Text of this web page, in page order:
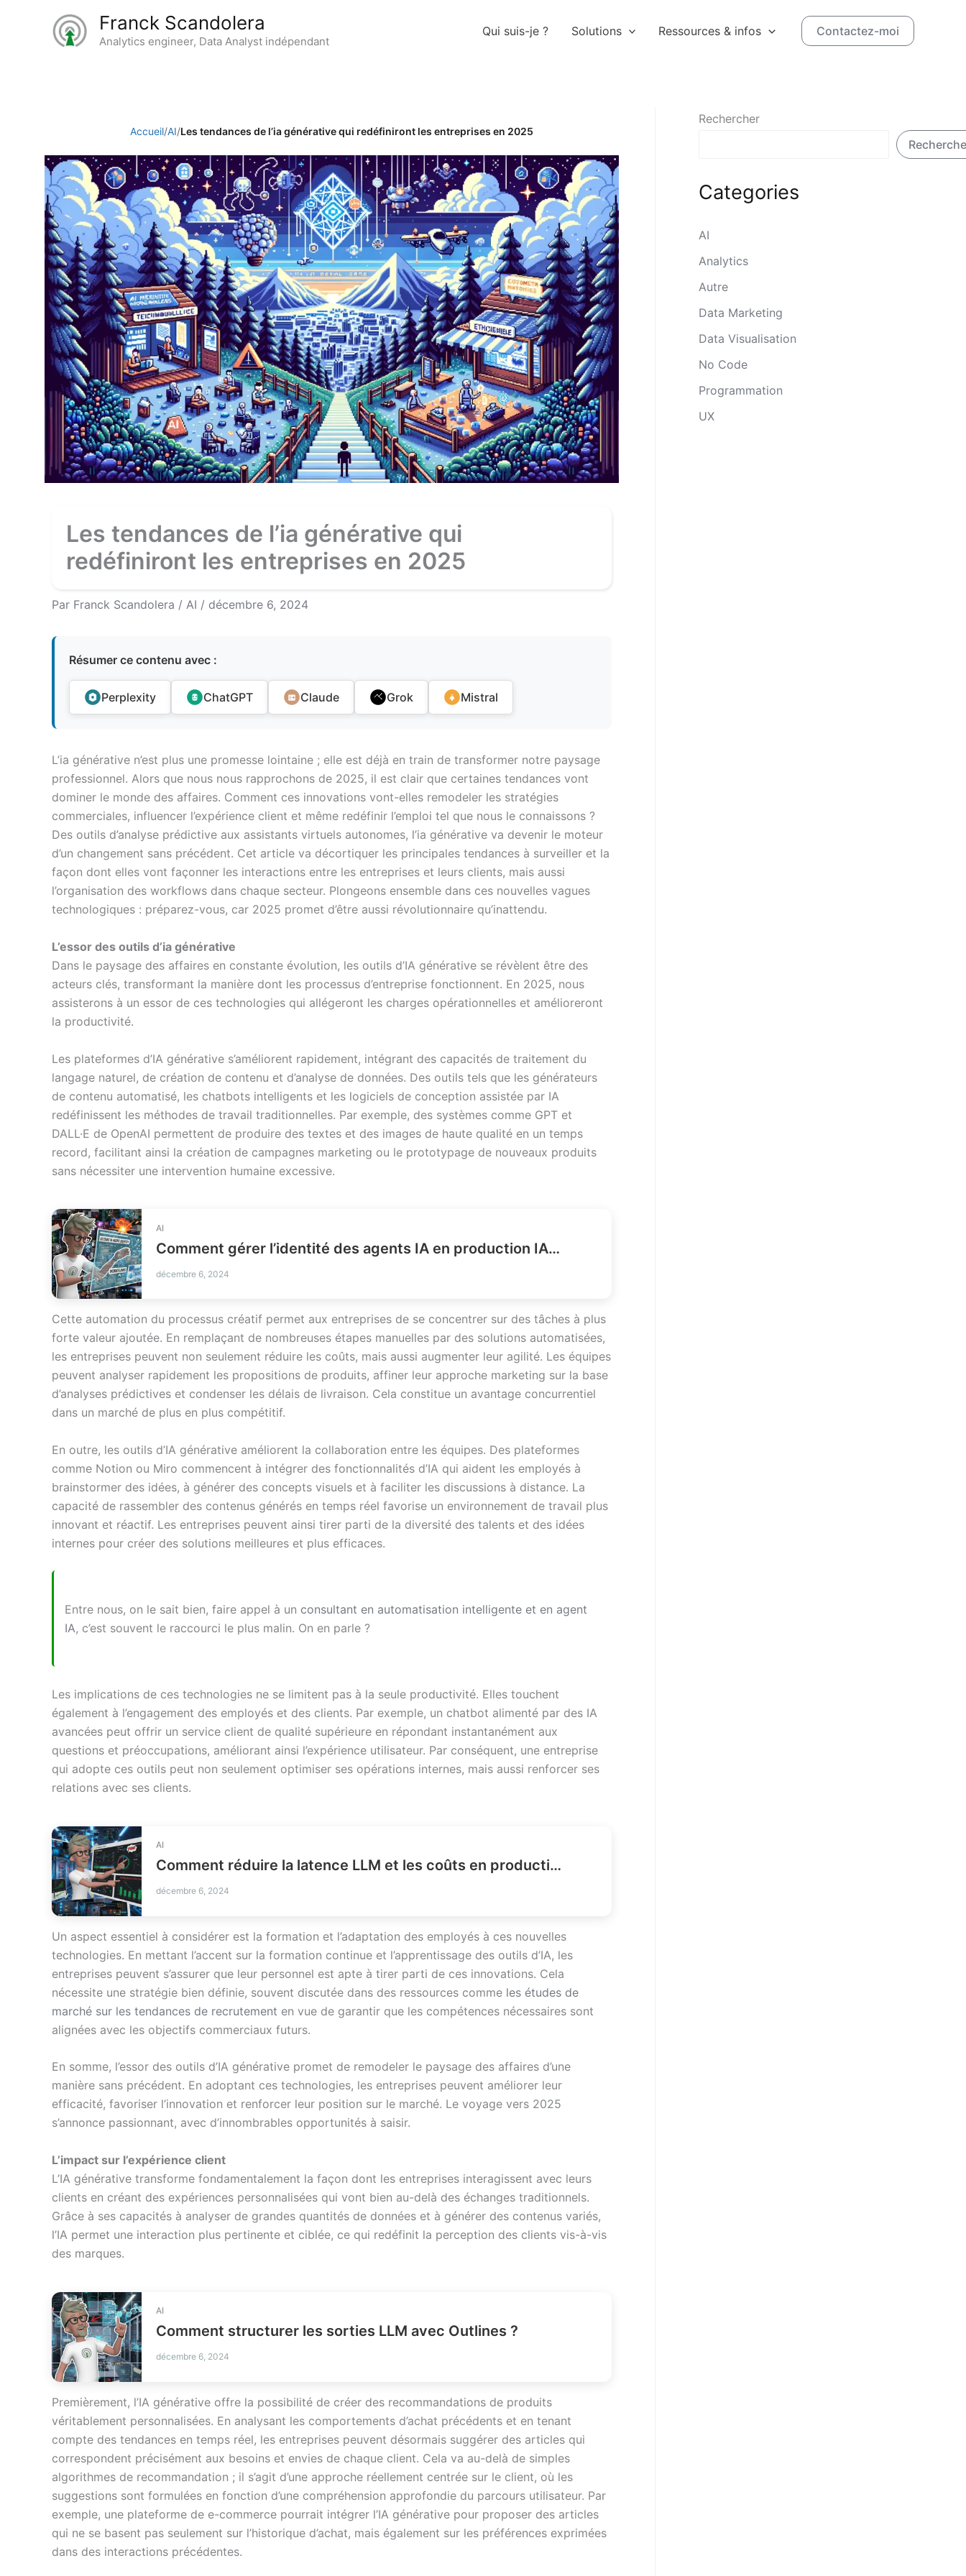
Franck Scandolera
Analytics engineer, Data Analyst indépendant
Qui suis-je ? Solutions Ressources & infos Contactez-moi
Accueil/AI/Les tendances de l’ia générative qui redéfiniront les entreprises en 2025
Les tendances de l’ia générative qui
redéfiniront les entreprises en 2025
Par Franck Scandolera / AI / décembre 6, 2024
Résumer ce contenu avec :
Perplexity ChatGPT Claude Grok Mistral
L’ia générative n’est plus une promesse lointaine ; elle est déjà en train de transformer notre paysage
professionnel. Alors que nous nous rapprochons de 2025, il est clair que certaines tendances vont
dominer le monde des affaires. Comment ces innovations vont-elles remodeler les stratégies
commerciales, influencer l’expérience client et même redéfinir l’emploi tel que nous le connaissons ?
Des outils d’analyse prédictive aux assistants virtuels autonomes, l’ia générative va devenir le moteur
d’un changement sans précédent. Cet article va décortiquer les principales tendances à surveiller et la
façon dont elles vont façonner les interactions entre les entreprises et leurs clients, mais aussi
l’organisation des workflows dans chaque secteur. Plongeons ensemble dans ces nouvelles vagues
technologiques : préparez-vous, car 2025 promet d’être aussi révolutionnaire qu’inattendu.
L’essor des outils d’ia générative
Dans le paysage des affaires en constante évolution, les outils d’IA générative se révèlent être des
acteurs clés, transformant la manière dont les processus d’entreprise fonctionnent. En 2025, nous
assisterons à un essor de ces technologies qui allégeront les charges opérationnelles et amélioreront
la productivité.
Les plateformes d’IA générative s’améliorent rapidement, intégrant des capacités de traitement du
langage naturel, de création de contenu et d’analyse de données. Des outils tels que les générateurs
de contenu automatisé, les chatbots intelligents et les logiciels de conception assistée par IA
redéfinissent les méthodes de travail traditionnelles. Par exemple, des systèmes comme GPT et
DALL·E de OpenAI permettent de produire des textes et des images de haute qualité en un temps
record, facilitant ainsi la création de campagnes marketing ou le prototypage de nouveaux produits
sans nécessiter une intervention humaine excessive.
AI
Comment gérer l’identité des agents IA en production IAM ?
décembre 6, 2024
Cette automation du processus créatif permet aux entreprises de se concentrer sur des tâches à plus
forte valeur ajoutée. En remplaçant de nombreuses étapes manuelles par des solutions automatisées,
les entreprises peuvent non seulement réduire les coûts, mais aussi augmenter leur agilité. Les équipes
peuvent analyser rapidement les propositions de produits, affiner leur approche marketing sur la base
d’analyses prédictives et condenser les délais de livraison. Cela constitue un avantage concurrentiel
dans un marché de plus en plus compétitif.
En outre, les outils d’IA générative améliorent la collaboration entre les équipes. Des plateformes
comme Notion ou Miro commencent à intégrer des fonctionnalités d’IA qui aident les employés à
brainstormer des idées, à générer des concepts visuels et à faciliter les discussions à distance. La
capacité de rassembler des contenus générés en temps réel favorise un environnement de travail plus
innovant et réactif. Les entreprises peuvent ainsi tirer parti de la diversité des talents et des idées
internes pour créer des solutions meilleures et plus efficaces.
Entre nous, on le sait bien, faire appel à un consultant en automatisation intelligente et en agent
IA, c’est souvent le raccourci le plus malin. On en parle ?
Les implications de ces technologies ne se limitent pas à la seule productivité. Elles touchent
également à l’engagement des employés et des clients. Par exemple, un chatbot alimenté par des IA
avancées peut offrir un service client de qualité supérieure en répondant instantanément aux
questions et préoccupations, améliorant ainsi l’expérience utilisateur. Par conséquent, une entreprise
qui adopte ces outils peut non seulement optimiser ses opérations internes, mais aussi renforcer ses
relations avec ses clients.
AI
Comment réduire la latence LLM et les coûts en production ?
décembre 6, 2024
Un aspect essentiel à considérer est la formation et l’adaptation des employés à ces nouvelles
technologies. En mettant l’accent sur la formation continue et l’apprentissage des outils d’IA, les
entreprises peuvent s’assurer que leur personnel est apte à tirer parti de ces innovations. Cela
nécessite une stratégie bien définie, souvent discutée dans des ressources comme les études de
marché sur les tendances de recrutement en vue de garantir que les compétences nécessaires sont
alignées avec les objectifs commerciaux futurs.
En somme, l’essor des outils d’IA générative promet de remodeler le paysage des affaires d’une
manière sans précédent. En adoptant ces technologies, les entreprises peuvent améliorer leur
efficacité, favoriser l’innovation et renforcer leur position sur le marché. Le voyage vers 2025
s’annonce passionnant, avec d’innombrables opportunités à saisir.
L’impact sur l’expérience client
L’IA générative transforme fondamentalement la façon dont les entreprises interagissent avec leurs
clients en créant des expériences personnalisées qui vont bien au-delà des échanges traditionnels.
Grâce à ses capacités à analyser de grandes quantités de données et à générer des contenus variés,
l’IA permet une interaction plus pertinente et ciblée, ce qui redéfinit la perception des clients vis-à-vis
des marques.
AI
Comment structurer les sorties LLM avec Outlines ?
décembre 6, 2024
Premièrement, l’IA générative offre la possibilité de créer des recommandations de produits
véritablement personnalisées. En analysant les comportements d’achat précédents et en tenant
compte des tendances en temps réel, les entreprises peuvent désormais suggérer des articles qui
correspondent précisément aux besoins et envies de chaque client. Cela va au-delà de simples
algorithmes de recommandation ; il s’agit d’une approche réellement centrée sur le client, où les
suggestions sont formulées en fonction d’une compréhension approfondie du parcours utilisateur. Par
exemple, une plateforme de e-commerce pourrait intégrer l’IA générative pour proposer des articles
qui ne se basent pas seulement sur l’historique d’achat, mais également sur les préférences exprimées
dans des interactions précédentes.
Rechercher
Categories
AI
Analytics
Autre
Data Marketing
Data Visualisation
No Code
Programmation
UX